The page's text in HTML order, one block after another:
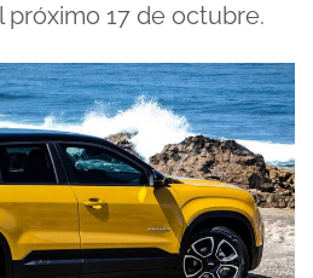
próximo 17 de octubre.